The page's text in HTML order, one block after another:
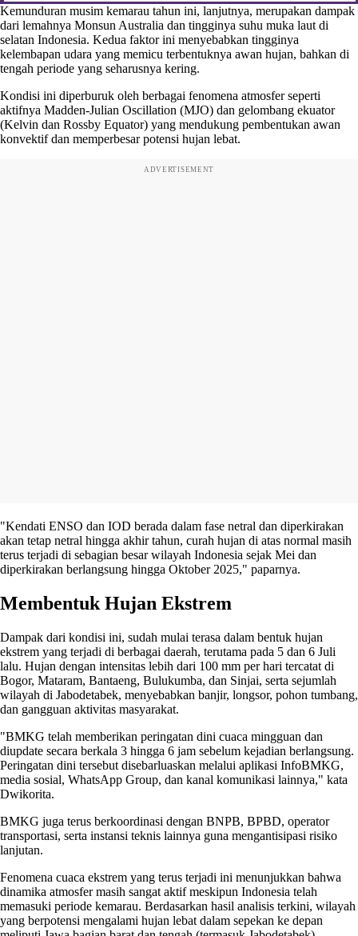
Kemunduran musim kemarau tahun ini, lanjutnya, merupakan dampak
dari lemahnya Monsun Australia dan tingginya suhu muka laut di
selatan Indonesia. Kedua faktor ini menyebabkan tingginya
kelembapan udara yang memicu terbentuknya awan hujan, bahkan di
tengah periode yang seharusnya kering.
Kondisi ini diperburuk oleh berbagai fenomena atmosfer seperti
aktifnya Madden-Julian Oscillation (MJO) dan gelombang ekuator
(Kelvin dan Rossby Equator) yang mendukung pembentukan awan
konvektif dan memperbesar potensi hujan lebat.
ADVERTISEMENT
"Kendati ENSO dan IOD berada dalam fase netral dan diperkirakan
akan tetap netral hingga akhir tahun, curah hujan di atas normal masih
terus terjadi di sebagian besar wilayah Indonesia sejak Mei dan
diperkirakan berlangsung hingga Oktober 2025," paparnya.
Membentuk Hujan Ekstrem
Dampak dari kondisi ini, sudah mulai terasa dalam bentuk hujan
ekstrem yang terjadi di berbagai daerah, terutama pada 5 dan 6 Juli
lalu. Hujan dengan intensitas lebih dari 100 mm per hari tercatat di
Bogor, Mataram, Bantaeng, Bulukumba, dan Sinjai, serta sejumlah
wilayah di Jabodetabek, menyebabkan banjir, longsor, pohon tumbang,
dan gangguan aktivitas masyarakat.
"BMKG telah memberikan peringatan dini cuaca mingguan dan
diupdate secara berkala 3 hingga 6 jam sebelum kejadian berlangsung.
Peringatan dini tersebut disebarluaskan melalui aplikasi InfoBMKG,
media sosial, WhatsApp Group, dan kanal komunikasi lainnya," kata
Dwikorita.
BMKG juga terus berkoordinasi dengan BNPB, BPBD, operator
transportasi, serta instansi teknis lainnya guna mengantisipasi risiko
lanjutan.
Fenomena cuaca ekstrem yang terus terjadi ini menunjukkan bahwa
dinamika atmosfer masih sangat aktif meskipun Indonesia telah
memasuki periode kemarau. Berdasarkan hasil analisis terkini, wilayah
yang berpotensi mengalami hujan lebat dalam sepekan ke depan